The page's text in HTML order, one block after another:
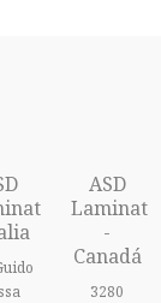
ASD
Laminat
-
Canadá
3280